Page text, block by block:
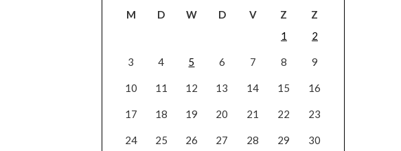
M D W D V Z
Z
1
2
3 4 5 6 7 8 9
10 11 12 13 14 15 16
17 18 19 20 21 22 23
24 25 26 27 28 29 30